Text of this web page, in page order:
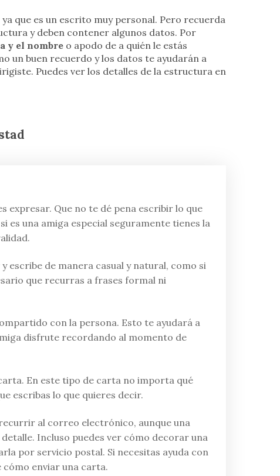
que es un escrito muy personal. Pero recuerda
y deben contener algunos datos. Por
y el nombreo apodo de a quién le estás
un buen recuerdo y los datos te ayudarán a
Puedes ver los detalles de la estructura en
expresar. Que no te dé pena escribir lo que
es una amiga especial seguramente tienes la
escribe de manera casual y natural, como si
que recurras a frases formal ni
con la persona. Esto te ayudará a
disfrute recordando al momento de
En este tipo de carta no importa qué
escribas lo que quieres decir.
al correo electrónico, aunque una
Incluso puedes ver cómo decorar una
por servicio postal. Si necesitas ayuda con
enviar una carta.